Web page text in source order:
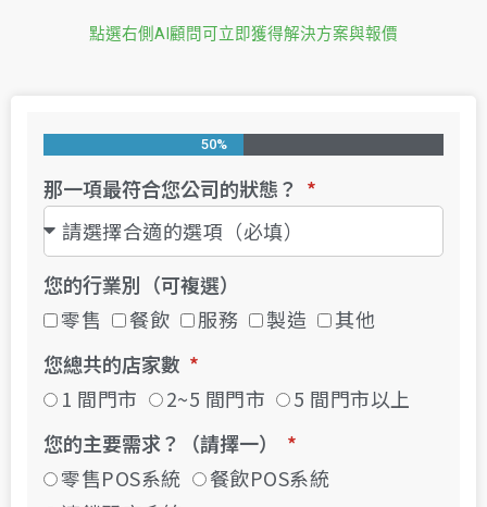
點選右側AI顧問可立即獲得解決方案與報價
50%
那一項最符合您公司的狀態？
您的行業別（可複選）
零售
餐飲 服務 製造
其他
您總共的店家數
1 間門市
2~5 間門市
5 間門市以上
您的主要需求？（請擇一）
零售POS系統
餐飲POS系統